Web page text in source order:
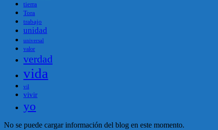
tierra
Tora
trabajo
unidad
universal
valor
verdad
vida
vil
vivir
yo
No se puede cargar información del blog en este momento.